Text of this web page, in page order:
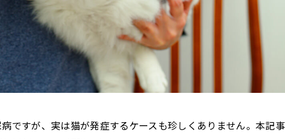
ですが、実は猫が発症するケースも珍しくありません。本記